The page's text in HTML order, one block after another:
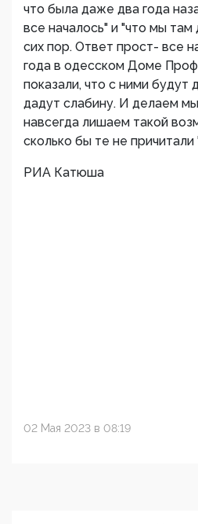
что была даже два года
все началось" и "что мы там
сих пор. Ответ прост- все
года в одесском Доме
показали, что с ними будут
дадут слабину. И делаем
навсегда лишаем такой
сколько бы те не причитали
РИА Катюша
02 Мая 2023 в 08:19